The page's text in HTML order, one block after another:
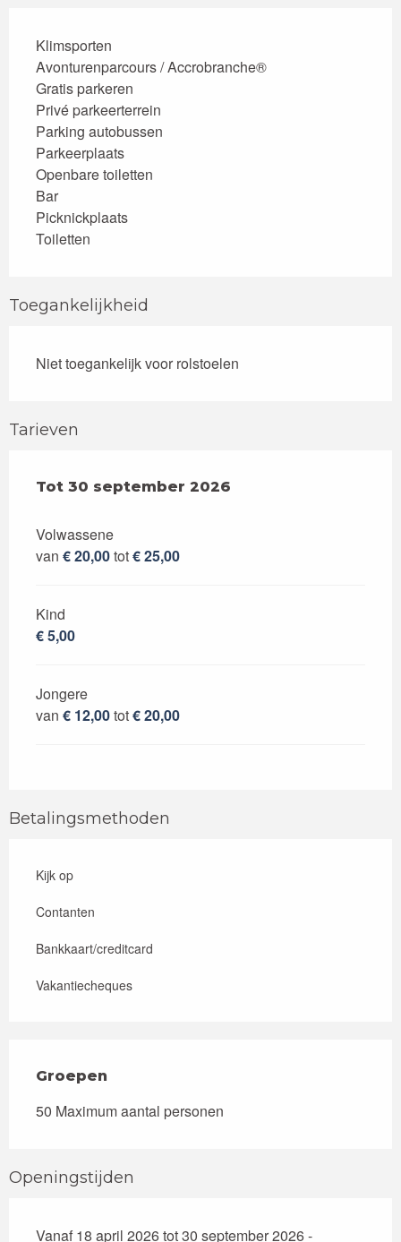
Klimsporten
Avonturenparcours / Accrobranche®
Gratis parkeren
Privé parkeerterrein
Parking autobussen
Parkeerplaats
Openbare toiletten
Bar
Picknickplaats
Toiletten
Toegankelijkheid
Niet toegankelijk voor rolstoelen
Tarieven
Van 18 april 2026tot30 september 2026
Tot 30 september 2026
Volwassene
van € 20,00tot€ 25,00
Kind
€ 5,00
Jongere
van € 12,00tot€ 20,00
Betalingsmethoden
Kijk op
Contanten
Bankkaart/creditcard
Vakantiecheques
Groepen
Groepen
50 Maximum aantal personen
Openingstijden
Vanaf 18 april 2026 tot 30 september 2026 -